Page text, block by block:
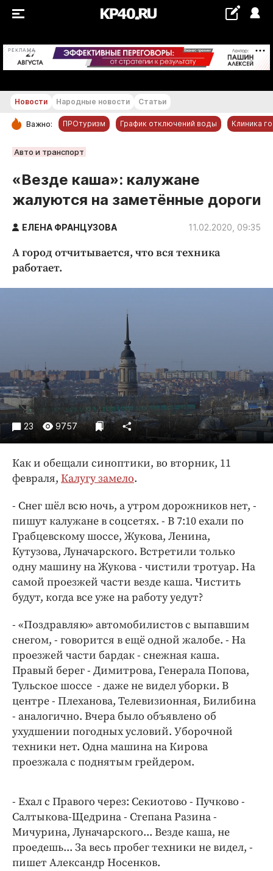
РЕКЛАМА +20...+21 °С
РУБРИКИ
Новости компаний
Статьи
Народные новости
Благоустройство
Недвижимость и ЖКХ
Погода
Праздники
Происшествия
Спорт
Экономика и бизнес
ПРОЕКТЫ
Издания
Медиаперсона
Интересное чтиво
Клиника года
Бренд года
Работодатель года
Новости Народные новости Статьи
Важно: ПРОтуризм График отключений воды Клиника
Авто и транспорт
«Везде каша»: калужане
жалуются на заметённые дороги
ЕЛЕНА ФРАНЦУЗОВА 11.02.2020, 09:35
А город отчитывается, что вся техника
работает.
23 9757
Как и обещали синоптики, во вторник, 11
февраля, Калугу замело.
- Снег шёл всю ночь, а утром дорожников нет, -
пишут калужане в соцсетях. - В 7:10 ехали по
Грабцевскому шоссе, Жукова, Ленина,
Кутузова, Луначарского. Встретили только
одну машину на Жукова - чистили тротуар. На
самой проезжей части везде каша. Чистить
будут, когда все уже на работу уедут?
- «Поздравляю» автомобилистов с выпавшим
снегом, - говорится в ещё одной жалобе. - На
проезжей части бардак - снежная каша.
Правый берег - Димитрова, Генерала Попова,
Тульское шоссе - даже не видел уборки. В
центре - Плеханова, Телевизионная, Билибина
- аналогично. Вчера было объявлено об
ухудшении погодных условий. Уборочной
техники нет. Одна машина на Кирова
проезжала с поднятым грейдером.
- Ехал с Правого через: Секиотово - Пучково -
Салтыкова-Щедрина - Степана Разина -
Мичурина, Луначарского... Везде каша, не
проедешь... За весь пробег техники не видел, -
пишет Александр Носенков.